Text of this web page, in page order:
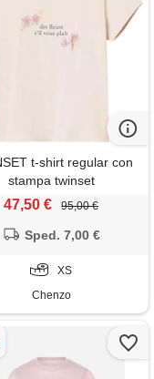
t-shirt regular con
stampa twinset
47,50 € 95,00 €
Sped. 7,00 €
XS
Chenzo